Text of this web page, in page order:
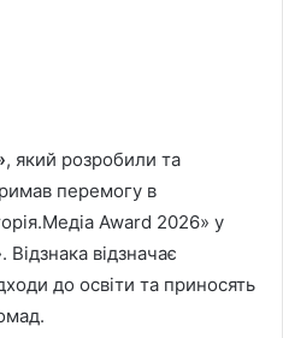
, який розробили та
перемогу в
Award 2026» у
Відзнака відзначає
до освіти та приносять